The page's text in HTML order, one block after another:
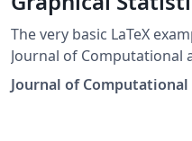
The very basic LaTeX
Journal of Computational
provides (as of 2015-09-02)
Journal of